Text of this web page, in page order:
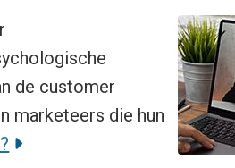
de customer
marketeers die hun